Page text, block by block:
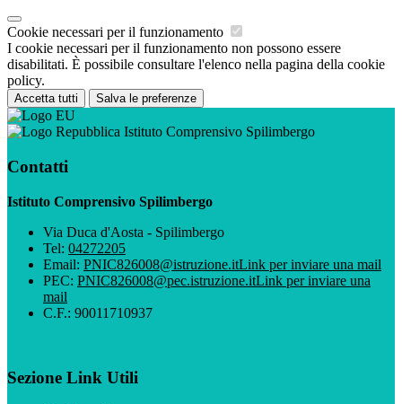
Cookie necessari per il funzionamento
I cookie necessari per il funzionamento non possono essere
disabilitati. È possibile consultare l'elenco nella pagina della cookie
policy.
Accetta tutti Salva le preferenze
Istituto Comprensivo Spilimbergo
Contatti
Istituto Comprensivo Spilimbergo
Via Duca d'Aosta - Spilimbergo
Tel: 04272205
Email: PNIC826008@istruzione.itLink per inviare una mail
PEC: PNIC826008@pec.istruzione.itLink per inviare una
mail
C.F.: 90011710937
Sezione Link Utili